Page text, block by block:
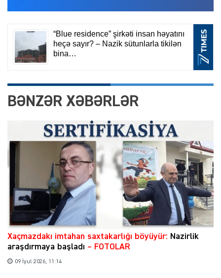
BƏNZƏR XƏBƏRLƏR
Xaçmazdakı imtahan saxtakarlığı böyüyür: Nazirlik
araşdırmaya başladı – FOTOLAR
09 İyul 2026, 11:14